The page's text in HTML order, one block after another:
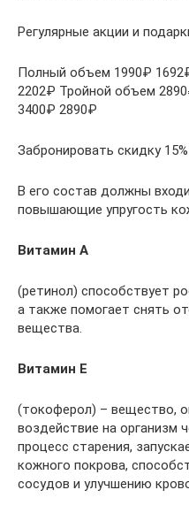
Регулярные акции и
Полный объем 1990₽
2202₽ Тройной объем
3400₽ 2890₽
Забронировать скидку 15%
В его состав должны
повышающие упругость
Витамин А
(ретинол) способствует
а также помогает снять
вещества.
Витамин Е
(токоферол) – вещество,
воздействие на организм
процесс старения,
кожного покрова,
сосудов и улучшению